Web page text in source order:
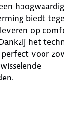
biedt
op
het
voor
een mix van